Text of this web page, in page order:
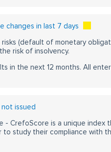
changes in last 7 days
(default of monetary
risk of insolvency.
in the next 12 months. All
issued
- CrefoScore is a unique index
study their compliance with